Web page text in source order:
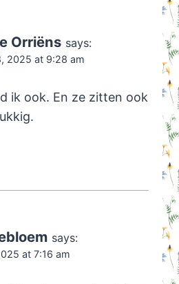
Orriëns says:
2025 at 9:28 am
ik ook. En ze zitten ook
says:
at 7:16 am